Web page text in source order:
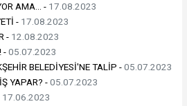
AMA… - 17.08.2023
- 17.08.2023
- 12.08.2023
-05.07.2023
BELEDİYESİ'NE TALİP -05.07.2023
YAPAR? -05.07.2023
17.06.2023